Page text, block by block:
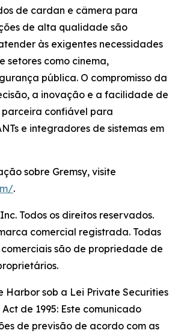
de cardan e câmera para
de alta qualidade são
às exigentes necessidades
setores como cinema,
pública. O compromisso da
a inovação e a facilidade de
confiável para
e integradores de sistemas em
sobre Gremsy, visite
.
Todos os direitos reservados.
comercial registrada. Todas
são de propriedade de
Harbor sob a Lei Private Securities
de 1995: Este comunicado
de previsão de acordo com as